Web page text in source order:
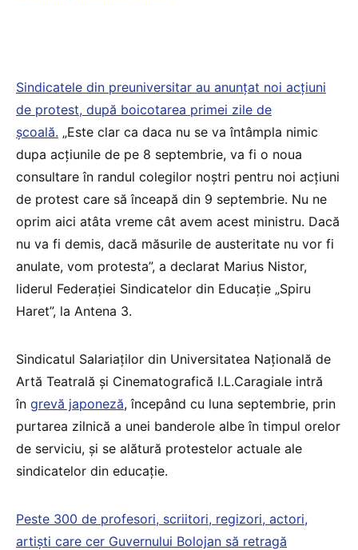
Sindicatele din preuniversitar au anunțat noi acțiuni
de protest, după boicotarea primei zile de
școală. „Este clar ca daca nu se va întâmpla nimic
dupa acțiunile de pe 8 septembrie, va fi o noua
consultare în randul colegilor noștri pentru noi acțiuni
de protest care să înceapă din 9 septembrie. Nu ne
oprim aici atâta vreme cât avem acest ministru. Dacă
nu va fi demis, dacă măsurile de austeritate nu vor fi
anulate, vom protesta”, a declarat Marius Nistor,
liderul Federației Sindicatelor din Educație „Spiru
Haret”, la Antena 3.
Sindicatul Salariaților din Universitatea Națională de
Artă Teatrală și Cinematografică I.L.Caragiale intră
în grevă japoneză, începând cu luna septembrie, prin
purtarea zilnică a unei banderole albe în timpul orelor
de serviciu, și se alătură protestelor actuale ale
sindicatelor din educație.
Peste 300 de profesori, scriitori, regizori, actori,
artiști care cer Guvernului Bolojan să retragă